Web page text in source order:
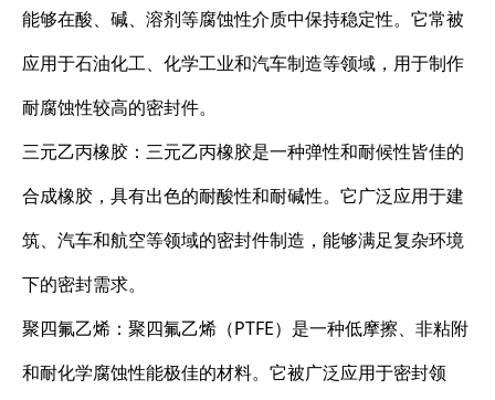
能够在酸、碱、溶剂等腐蚀性介质中保持稳定性。它常被
应用于石油化工、化学工业和汽车制造等领域，用于制作
耐腐蚀性较高的密封件。
三元乙丙橡胶：三元乙丙橡胶是一种弹性和耐候性皆佳的
合成橡胶，具有出色的耐酸性和耐碱性。它广泛应用于建
筑、汽车和航空等领域的密封件制造，能够满足复杂环境
下的密封需求。
聚四氟乙烯：聚四氟乙烯（PTFE）是一种低摩擦、非粘附
和耐化学腐蚀性能极佳的材料。它被广泛应用于密封领